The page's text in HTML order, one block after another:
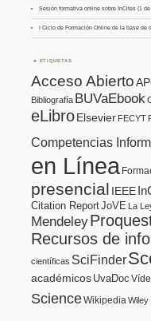
Sesión formativa online sobre InCites (1
I Ciclo de Formación Online de la base de
ETIQUETAS
Acceso Abierto
Bibliografía BUVaEbook
eLibroElsevier FECYT
Competencias
en Línea
presencial IEEE
Citation ReportJoVE La
Mendeley
Recursos de
científicas SciFinder
académicos UvaDoc
ScienceWikipedia Wiley